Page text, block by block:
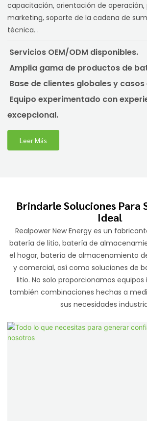
capacitación, orientación de
marketing, soporte de la cadena de
técnica. .
Servicios OEM/ODM disponibles.
Amplia gama de productos de
Base de clientes globales y
Equipo experimentado con
excepcional.
Leer Más
Brindarle Soluciones Para
Ideal
Realpower New Energy es un
batería de litio, batería de
el hogar, batería de almacenamiento
y comercial, así como soluciones de
litio. No solo proporcionamos equipos
también combinaciones hechas a
sus necesidades